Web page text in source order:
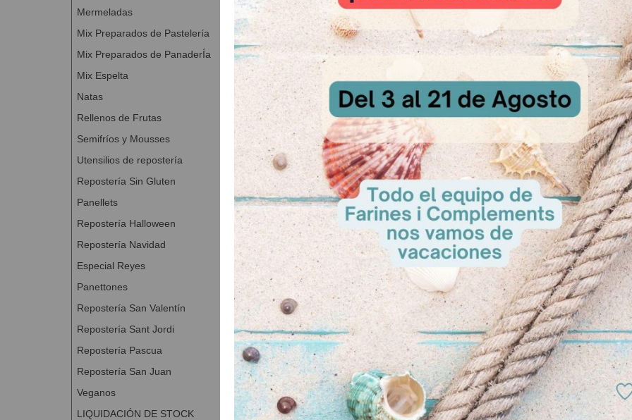
Mermeladas
Mix Preparados de Pastelería
Mix Preparados de PanaderÍa
Mix Espelta
Natas
Rellenos de Frutas
Semifríos y Mousses
Utensilios de repostería
Repostería Sin Gluten
Panellets
Repostería Halloween
Repostería Navidad
Especial Reyes
Panettones
Repostería San Valentín
Repostería Sant Jordi
Repostería Pascua
Repostería San Juan
Veganos
LIQUIDACIÓN DE STOCK
A Consultar A